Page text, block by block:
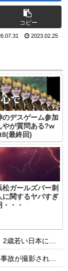
コピー
2023.02.25
のデスゲーム参加
やが質問ある?w
最終回)
松ガールズバー刺
に関するヤバすぎ
・・
けると歴史的屈辱｣
が撮影される。